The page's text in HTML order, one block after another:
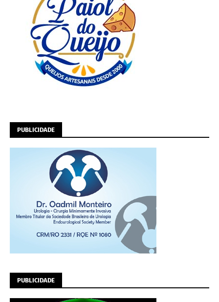
PUBLICIDADE
PUBLICIDADE